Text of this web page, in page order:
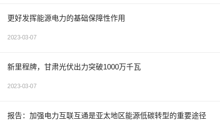
更好发挥能源电力的基础保障性作用
2023-03-07
新里程牌，甘肃光伏出力突破1000万千瓦
2023-03-07
报告：加强电力互联互通是亚太地区能源低碳转型的重要途径